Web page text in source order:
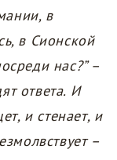
в
в Сионской
нас?” –
ответа. И
и стенает, и
–